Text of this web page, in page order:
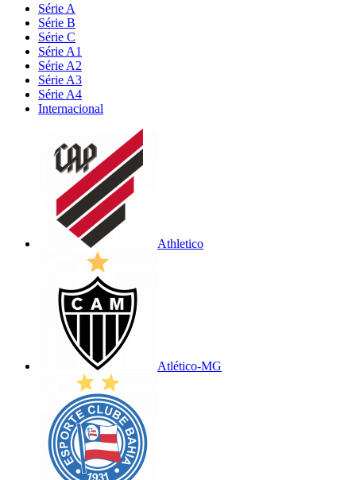
Série A
Série B
Série C
Série A1
Série A2
Série A3
Série A4
Internacional
Athletico
Atlético-MG